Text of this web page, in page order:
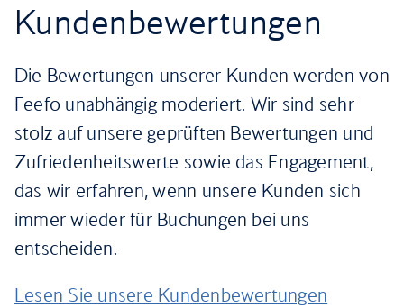
Kundenbewertungen
Die Bewertungen unserer Kunden werden von
Feefo unabhängig moderiert. Wir sind sehr
stolz auf unsere geprüften Bewertungen und
Zufriedenheitswerte sowie das Engagement,
das wir erfahren, wenn unsere Kunden sich
immer wieder für Buchungen bei uns
entscheiden.
Lesen Sie unsere Kundenbewertungen